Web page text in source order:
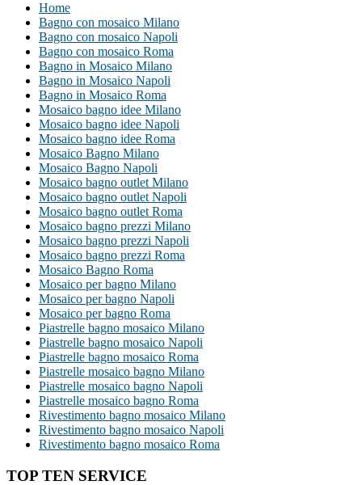
Home
Bagno con mosaico Milano
Bagno con mosaico Napoli
Bagno con mosaico Roma
Bagno in Mosaico Milano
Bagno in Mosaico Napoli
Bagno in Mosaico Roma
Mosaico bagno idee Milano
Mosaico bagno idee Napoli
Mosaico bagno idee Roma
Mosaico Bagno Milano
Mosaico Bagno Napoli
Mosaico bagno outlet Milano
Mosaico bagno outlet Napoli
Mosaico bagno outlet Roma
Mosaico bagno prezzi Milano
Mosaico bagno prezzi Napoli
Mosaico bagno prezzi Roma
Mosaico Bagno Roma
Mosaico per bagno Milano
Mosaico per bagno Napoli
Mosaico per bagno Roma
Piastrelle bagno mosaico Milano
Piastrelle bagno mosaico Napoli
Piastrelle bagno mosaico Roma
Piastrelle mosaico bagno Milano
Piastrelle mosaico bagno Napoli
Piastrelle mosaico bagno Roma
Rivestimento bagno mosaico Milano
Rivestimento bagno mosaico Napoli
Rivestimento bagno mosaico Roma
TOP TEN SERVICE